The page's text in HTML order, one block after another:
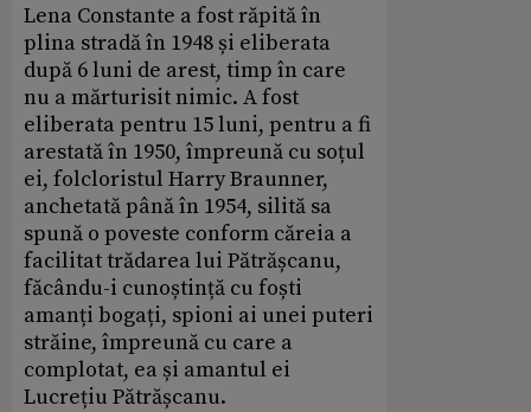
Lena Constante a fost răpită în
plina stradă în 1948 și eliberata
după 6 luni de arest, timp în care
nu a mărturisit nimic. A fost
eliberata pentru 15 luni, pentru a fi
arestată în 1950, împreună cu soțul
ei, folcloristul Harry Braunner,
anchetată până în 1954, silită sa
spună o poveste conform căreia a
facilitat trădarea lui Pătrășcanu,
făcându-i cunoștință cu foști
amanți bogați, spioni ai unei puteri
străine, împreună cu care a
complotat, ea și amantul ei
Lucrețiu Pătrășcanu.